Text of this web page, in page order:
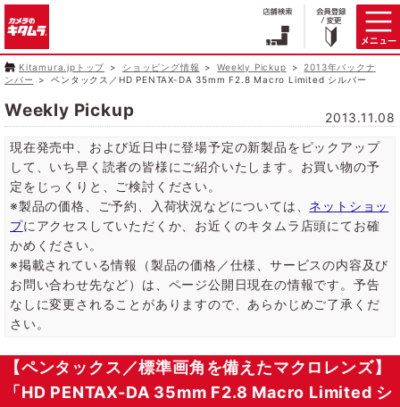
Kitamura.jpトップ ショッピング情報 Weekly Pickup
2013年バックナ
ンバー
ペンタックス／HD PENTAX-DA 35mm F2.8 Macro Limited シルバー
Weekly Pickup
2013.11.08
現在発売中、および近日中に登場予定の新製品をピックアップ
して、いち早く読者の皆様にご紹介いたします。お買い物の予
定をじっくりと、ご検討ください。
※製品の価格、ご予約、入荷状況などについては、 ネットショッ
プにアクセスしていただくか、お近くのキタムラ店頭にてお確
かめください。
※掲載されている情報（製品の価格／仕様、サービスの内容及び
お問い合わせ先など）は、ページ公開日現在の情報です。予告
なしに変更されることがありますので、あらかじめご了承くだ
さい。
【ペンタックス／標準画角を備えたマクロレンズ】
「HD PENTAX-DA 35mm F2.8 Macro Limited シ